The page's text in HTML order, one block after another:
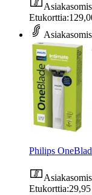
Etukorttia:
Philips
Etukorttia: